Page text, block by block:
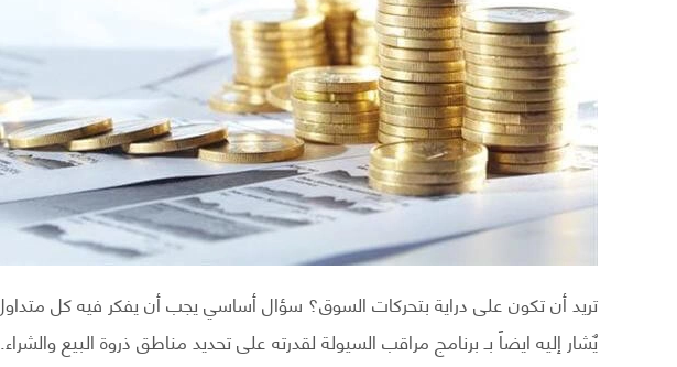
يٌشار إليه ايضاً بـ برنامج مراقب السيولة لقدرته على تحديد مناطق ذروة البيع والشراء.